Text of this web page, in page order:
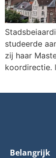
studeerde
zij haar
koordirectie.
Belangrijk